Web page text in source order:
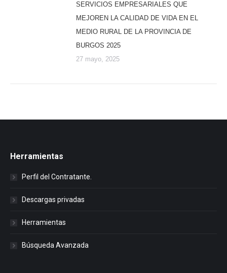
SERVICIOS EMPRESARIALES QUE
MEJOREN LA CALIDAD DE VIDA EN EL
MEDIO RURAL DE LA PROVINCIA DE
BURGOS 2025
27 mayo, 2025
Herramientas
Perfil del Contratante.
Descargas privadas
Herramientas
Búsqueda Avanzada